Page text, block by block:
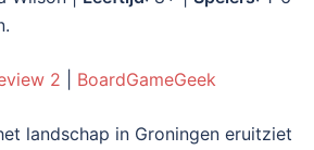
2 BoardGameGeek
landschap in Groningen eruitziet